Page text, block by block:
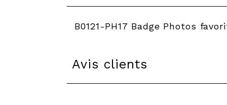
B0121-PH17 Badge Photos
Avis clients